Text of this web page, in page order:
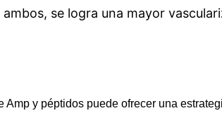
se logra una mayor
y péptidos puede ofrecer una